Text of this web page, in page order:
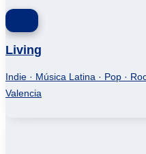
Living
Indie · Música Latina · Pop ·
Valencia